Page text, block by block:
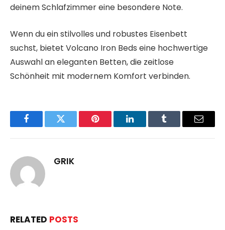
deinem Schlafzimmer eine besondere Note.
Wenn du ein stilvolles und robustes Eisenbett
suchst, bietet Volcano Iron Beds eine hochwertige
Auswahl an eleganten Betten, die zeitlose
Schönheit mit modernem Komfort verbinden.
FacebookTwitter Pinterest LinkedInTumblr Email
GRIK
RELATED POSTS